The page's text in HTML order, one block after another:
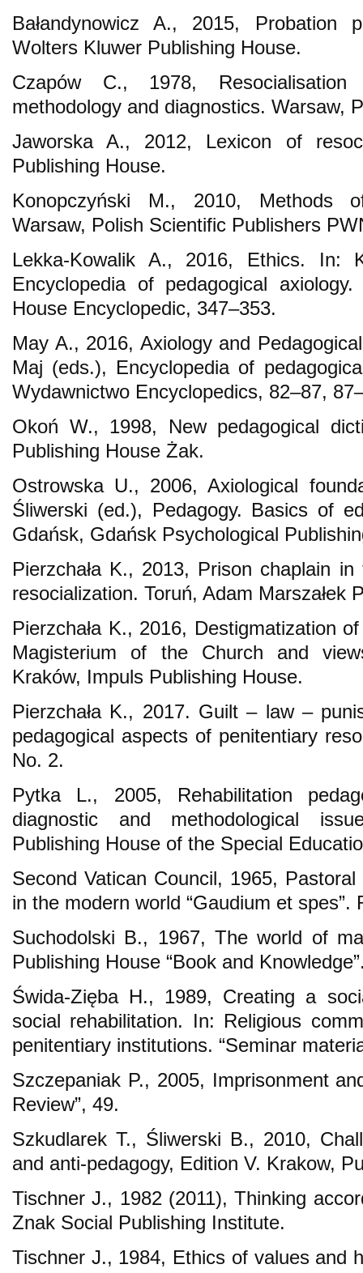
Bałandynowicz A., 2015, Probation
Wolters Kluwer Publishing House.
Czapów C., 1978,
methodology and diagnostics. Warsaw,
Jaworska A., 2012, Lexicon of
Publishing House.
Konopczyński M., 2010, Methods
Warsaw, Polish Scientific Publishers
Lekka-Kowalik A., 2016, Ethics. In:
Encyclopedia of pedagogical
House Encyclopedic, 347–353.
May A., 2016, Axiology and
Maj (eds.), Encyclopedia of
Wydawnictwo Encyclopedics, 82–87,
Okoń W., 1998, New pedagogical
Publishing House Żak.
Ostrowska U., 2006, Axiological
Śliwerski (ed.), Pedagogy. Basics of
Gdańsk, Gdańsk Psychological
Pierzchała K., 2013, Prison chaplain
resocialization. Toruń, Adam Marszałek
Pierzchała K., 2016, Destigmatization
Magisterium of the Church and
Kraków, Impuls Publishing House.
Pierzchała K., 2017. Guilt – law –
pedagogical aspects of penitentiary
No. 2.
Pytka L., 2005, Rehabilitation
diagnostic and methodological
Publishing House of the Special
Second Vatican Council, 1965,
in the modern world “Gaudium et spes”.
Suchodolski B., 1967, The world of
Publishing House “Book and
Świda-Zięba H., 1989, Creating a
social rehabilitation. In: Religious
penitentiary institutions. “Seminar
Szczepaniak P., 2005, Imprisonment
Review”, 49.
Szkudlarek T., Śliwerski B., 2010,
and anti-pedagogy, Edition V. Krakow,
Tischner J., 1982 (2011), Thinking
Znak Social Publishing Institute.
Tischner J., 1984, Ethics of values and